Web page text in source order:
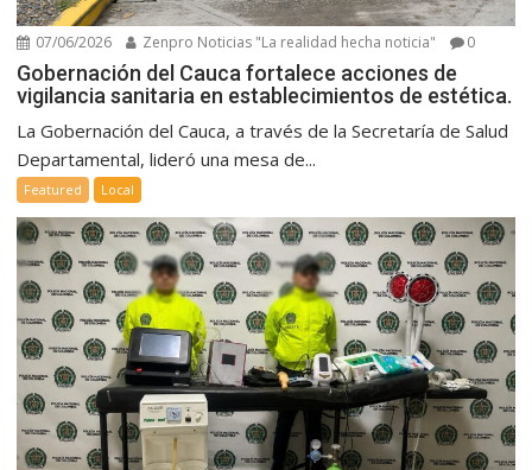
07/06/2026 Zenpro Noticias "La realidad hecha noticia" 0
Gobernación del Cauca fortalece acciones de
vigilancia sanitaria en establecimientos de estética.
La Gobernación del Cauca, a través de la Secretaría de Salud
Departamental, lideró una mesa de...
Featured Local